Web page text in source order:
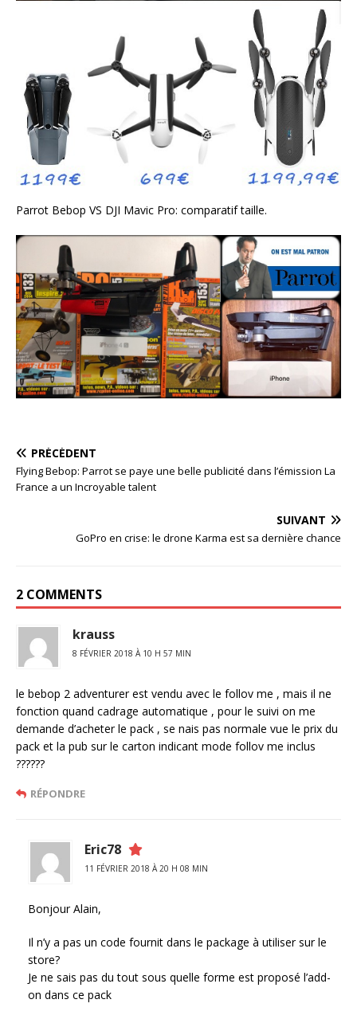
Parrot Bebop VS DJI Mavic Pro: comparatif taille.
PRÉCÉDENT
Flying Bebop: Parrot se paye une belle publicité dans l’émission La
France a un Incroyable talent
SUIVANT
GoPro en crise: le drone Karma est sa dernière chance
2 COMMENTS
krauss
8 FÉVRIER 2018 À 10 H 57 MIN
le bebop 2 adventurer est vendu avec le follov me , mais il ne
fonction quand cadrage automatique , pour le suivi on me
demande d’acheter le pack , se nais pas normale vue le prix du
pack et la pub sur le carton indicant mode follov me inclus
??????
RÉPONDRE
Eric78
11 FÉVRIER 2018 À 20 H 08 MIN
Bonjour Alain,
Il n’y a pas un code fournit dans le package à utiliser sur le
store?
Je ne sais pas du tout sous quelle forme est proposé l’add-
on dans ce pack